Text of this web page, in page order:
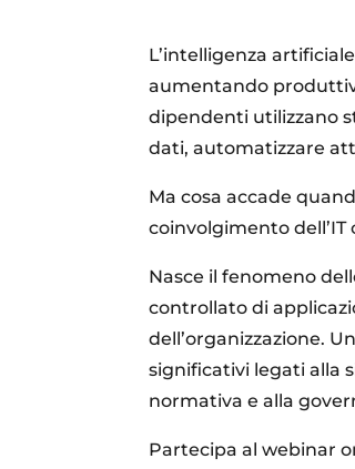
L’intelligenza
aumentando
dipendenti utilizzano
dati, automatizzare
Ma cosa accade
coinvolgimento dell’IT
Nasce il fenomeno
controllato di
dell’organizzazione.
significativi legati alla
normativa e alla
Partecipa al webinar